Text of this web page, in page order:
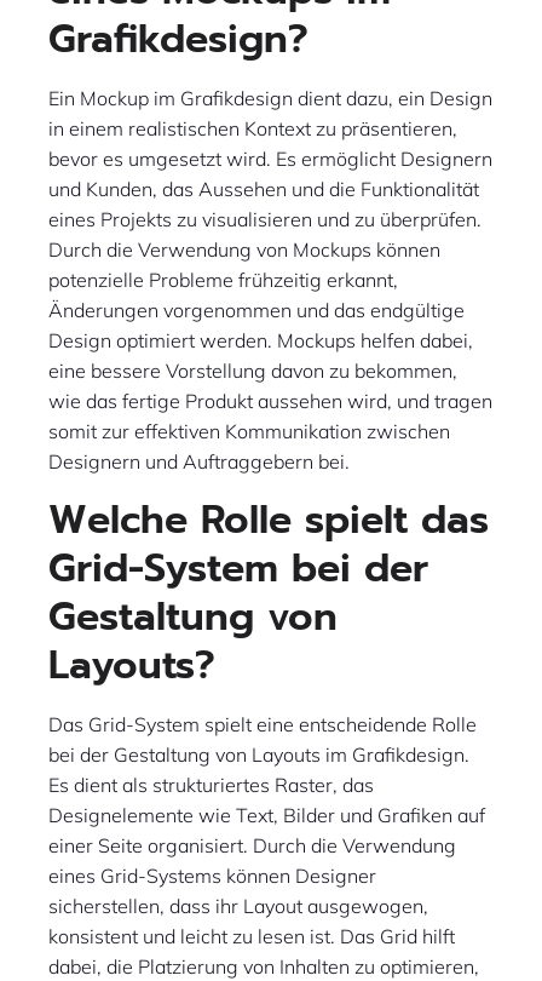
Grafikdesign?
Ein Mockup im Grafikdesign dient dazu, ein Design
in einem realistischen Kontext zu präsentieren,
bevor es umgesetzt wird. Es ermöglicht Designern
und Kunden, das Aussehen und die Funktionalität
eines Projekts zu visualisieren und zu überprüfen.
Durch die Verwendung von Mockups können
potenzielle Probleme frühzeitig erkannt,
Änderungen vorgenommen und das endgültige
Design optimiert werden. Mockups helfen dabei,
eine bessere Vorstellung davon zu bekommen,
wie das fertige Produkt aussehen wird, und tragen
somit zur effektiven Kommunikation zwischen
Designern und Auftraggebern bei.
Welche Rolle spielt das
Grid-System bei der
Gestaltung von
Layouts?
Das Grid-System spielt eine entscheidende Rolle
bei der Gestaltung von Layouts im Grafikdesign.
Es dient als strukturiertes Raster, das
Designelemente wie Text, Bilder und Grafiken auf
einer Seite organisiert. Durch die Verwendung
eines Grid-Systems können Designer
sicherstellen, dass ihr Layout ausgewogen,
konsistent und leicht zu lesen ist. Das Grid hilft
dabei, die Platzierung von Inhalten zu optimieren,